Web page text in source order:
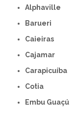
Alphaville
Barueri
Caieiras
Cajamar
Carapicuíba
Cotia
Embu Guaçú